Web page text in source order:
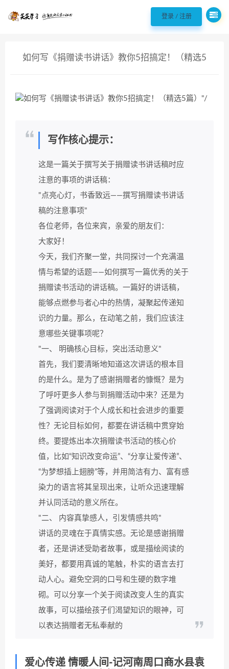
欢迎您光临98聘 - 职场实用好文案!， 登录 / 注册
如何写《捐赠读书讲话》教你5招搞定！（精选5
写作核心提示：
这是一篇关于撰写关于捐赠读书讲话稿时应
注意的事项的讲话稿：
"点亮心灯，书香致远——撰写捐赠读书讲话
稿的注意事项"
各位老师，各位来宾，亲爱的朋友们：
大家好！
今天，我们齐聚一堂，共同探讨一个充满温
情与希望的话题——如何撰写一篇优秀的关于
捐赠读书活动的讲话稿。一篇好的讲话稿，
能够点燃参与者心中的热情，凝聚起传递知
识的力量。那么，在动笔之前，我们应该注
意哪些关键事项呢？
"一、 明确核心目标，突出活动意义"
首先，我们要清晰地知道这次讲话的根本目
的是什么。是为了感谢捐赠者的慷慨？是为
了呼吁更多人参与到捐赠活动中来？还是为
了强调阅读对于个人成长和社会进步的重要
性？无论目标如何，都要在讲话稿中贯穿始
终。要提炼出本次捐赠读书活动的核心价
值，比如“知识改变命运”、“分享让爱传递”、
“为梦想插上翅膀”等，并用简洁有力、富有感
染力的语言将其呈现出来，让听众迅速理解
并认同活动的意义所在。
"二、 内容真挚感人，引发情感共鸣"
讲话的灵魂在于真情实感。无论是感谢捐赠
者，还是讲述受助者故事，或是描绘阅读的
美好，都要用真诚的笔触，朴实的语言去打
动人心。避免空洞的口号和生硬的数字堆
砌。可以分享一个关于阅读改变人生的真实
故事，可以描绘孩子们渴望知识的眼神，可
以表达捐赠者无私奉献的
爱心传递 情暖人间-记河南周口商水县袁